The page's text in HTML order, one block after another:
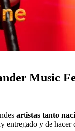
Music
artistas tanto
entregado y de hacer